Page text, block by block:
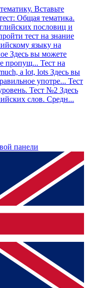
Вставьте
Общая тематика.
пословиц и
тест на знание
языку на
Здесь вы можете
пропущ... Тест на
a lot, lots Здесь вы
употре... Тест
Тест №2 Здесь
слов. Средн...